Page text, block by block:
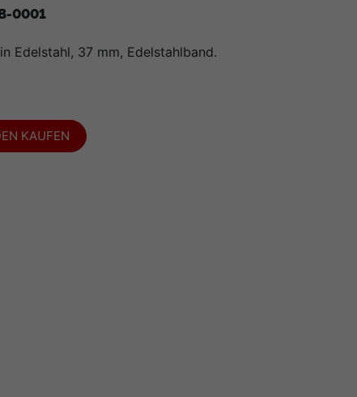
0001
in Edelstahl, 37 mm, Edelstahlband.
KAUFEN